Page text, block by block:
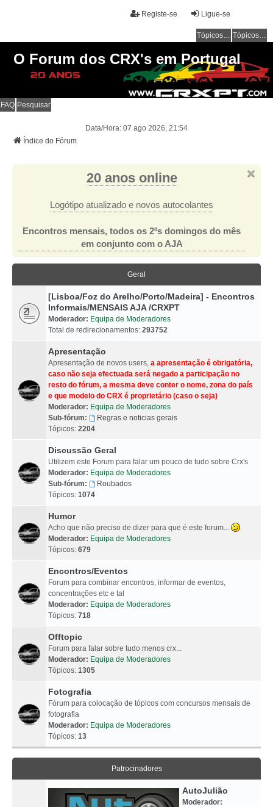
Ligue-se
Registe-se
Tópicos sem resposta Tópicos ativos
O Forum dos CRX's em Portugal
FAQ Pesquisar
Data/Hora: 07 ago 2026, 21:54
Índice do Fórum
20 anos online
Logótipo atualizado e novos autocolantes
Encontros mensais, todos os 2ºs domingos do mês
em conjunto com o AJA
Geral
[Lisboa/Foz do Arelho/Porto/Madeira] - Encontros
Informais/MENSAIS AJA /CRXPT
Moderador: Equipa de Moderadores
Total de redirecionamentos: 293752
Apresentação
Apresentação de novos users, a apresentação é obrigatória,
caso não seja efectuada será negado a participação no
resto do fórum, a mesma deve conter o nome, zona do país
e que modelo do CRX é proprietário (caso o seja)
Moderador: Equipa de Moderadores
Sub-fórum:
Regras e noticias gerais
Tópicos: 2204
Discussão Geral
Utilizem este Forum para falar um pouco de tudo sobre Crx's
Moderador: Equipa de Moderadores
Sub-fórum:
Roubados
Tópicos: 1074
Humor
Acho que não preciso de dizer para que é este forum...
Moderador: Equipa de Moderadores
Tópicos: 679
Encontros/Eventos
Forum para combinar encontros, informar de eventos,
concentrações etc e tal
Moderador: Equipa de Moderadores
Tópicos: 718
Offtopic
Forum para falar sobre tudo menos crx...
Moderador: Equipa de Moderadores
Tópicos: 1305
Fotografia
Fórum para colocação de tópicos com concursos mensais de
fotografia
Moderador: Equipa de Moderadores
Tópicos: 13
Patrocinadores
AutoJulião
Moderador: